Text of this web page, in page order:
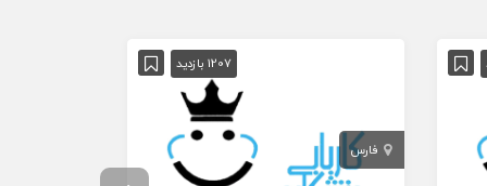
1207 بازدید
فارس